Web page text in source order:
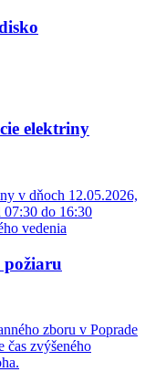
elektriny
v dňoch 12.05.2026,
07:30 do 16:30
vedenia
požiaru
zboru v Poprade
čas zvýšeného